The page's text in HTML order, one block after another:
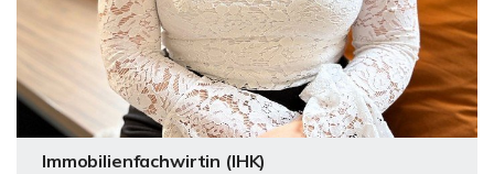
Immobilienfachwirtin (IHK)